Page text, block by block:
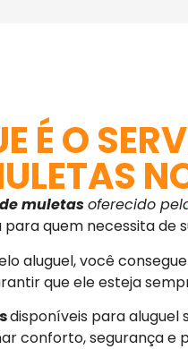
É O
muletasoferecido
quem necessita de
aluguel, você
que ele esteja
disponíveis para aluguel
conforto, segurança e